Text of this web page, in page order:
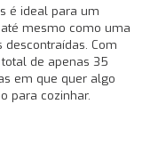
é ideal para um
mesmo como uma
Com
de apenas 35
em que quer algo
para cozinhar.